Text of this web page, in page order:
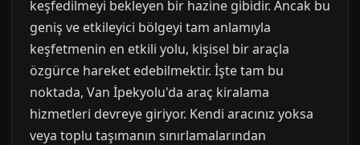
keşfedilmeyi bekleyen bir hazine gibidir. Ancak bu
geniş ve etkileyici bölgeyi tam anlamıyla
keşfetmenin en etkili yolu, kişisel bir araçla
özgürce hareket edebilmektir. İşte tam bu
noktada, Van İpekyolu'da araç kiralama
hizmetleri devreye giriyor. Kendi aracınız yoksa
veya toplu taşımanın sınırlamalarından